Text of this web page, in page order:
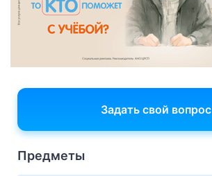
Задать свой вопрос
Предметы